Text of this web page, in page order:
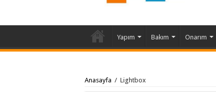
Yapım Bakım Onarım
Anasayfa / Lightbox